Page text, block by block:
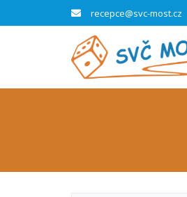
recepce@svc-most.cz